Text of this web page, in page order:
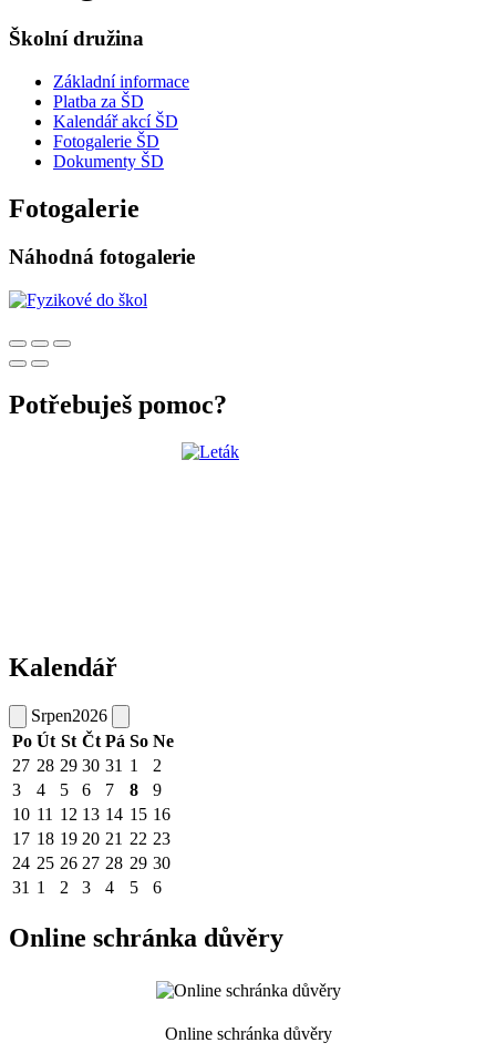
Školní družina
Základní informace
Platba za ŠD
Kalendář akcí ŠD
Fotogalerie ŠD
Dokumenty ŠD
Fotogalerie
Náhodná fotogalerie
Potřebuješ pomoc?
Kalendář
Srpen2026
Po Út St Čt Pá So Ne
27 28 29 30 31 1
2
3
4 5 6 7 8
9
10 11 12 13 14 15 16
17 18 19 20 21 22 23
24 25 26 27 28 29 30
31 1 2 3 4 5 6
Online schránka důvěry
Online schránka důvěry